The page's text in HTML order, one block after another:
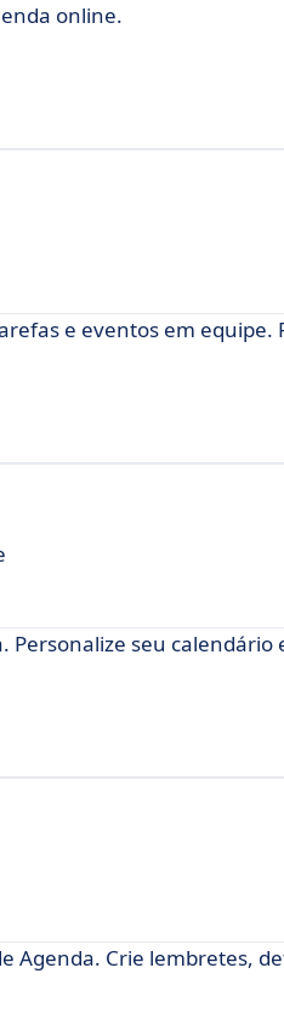
online.
e eventos em equipe.
seu calendário
Agenda. Crie lembretes,